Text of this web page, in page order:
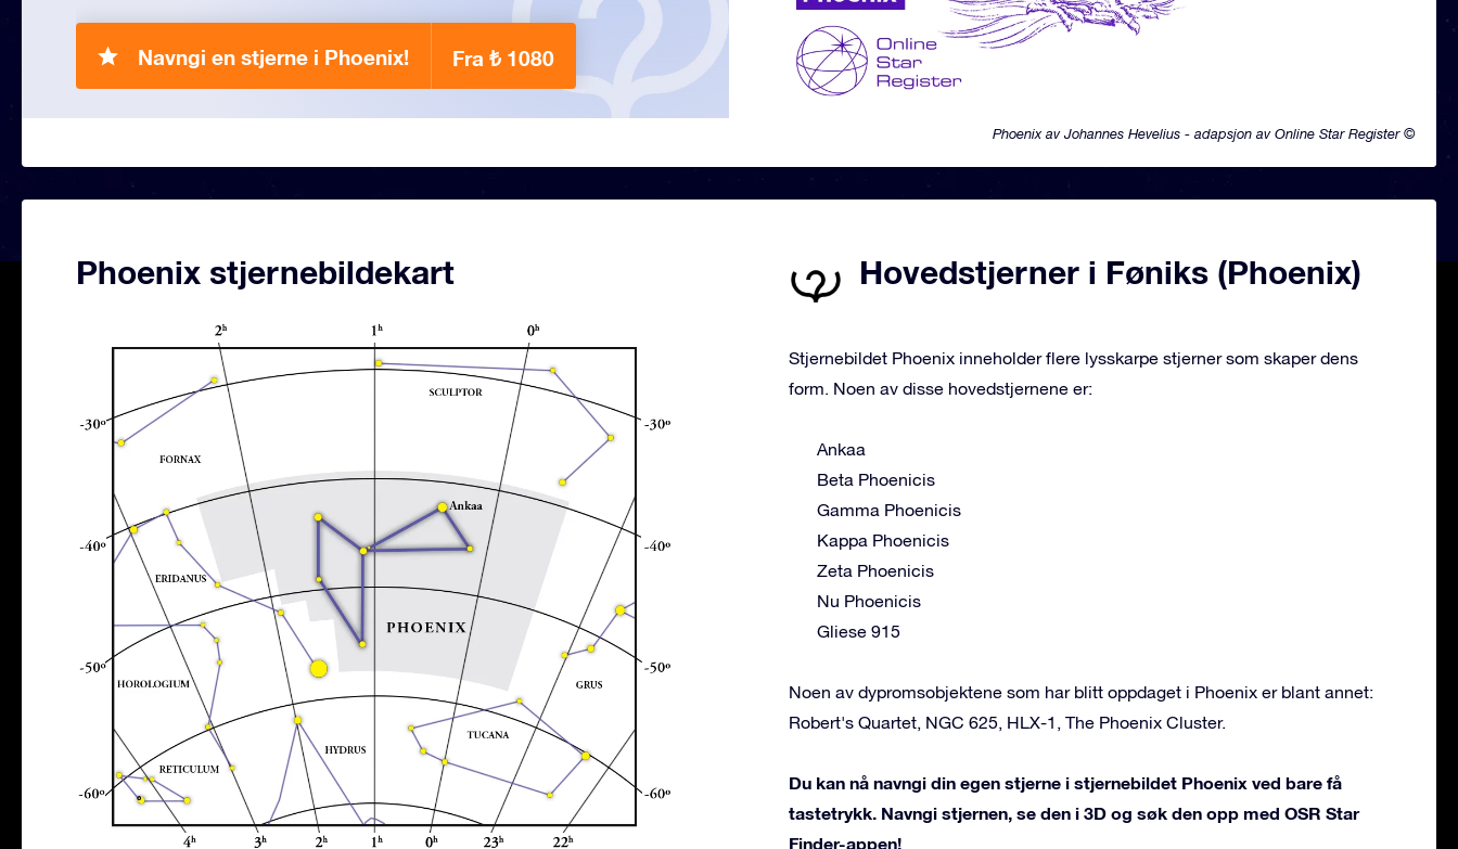
Phoenix av Johannes Hevelius - adapsjon av Online Star Register ©
Navngi en stjerne i Phoenix! Fra ₺ 1080
Phoenix stjernebildekart Hovedstjerner i Føniks (Phoenix)
Stjernebildet Phoenix inneholder flere lysskarpe stjerner som skaper dens
form. Noen av disse hovedstjernene er:
Ankaa
Beta Phoenicis
Gamma Phoenicis
Kappa Phoenicis
Zeta Phoenicis
Nu Phoenicis
Gliese 915
Noen av dypromsobjektene som har blitt oppdaget i Phoenix er blant annet:
Robert's Quartet, NGC 625, HLX-1, The Phoenix Cluster.
Du kan nå navngi din egen stjerne i stjernebildet Phoenix ved bare få
tastetrykk. Navngi stjernen, se den i 3D og søk den opp med OSR Star
Finder-appen!